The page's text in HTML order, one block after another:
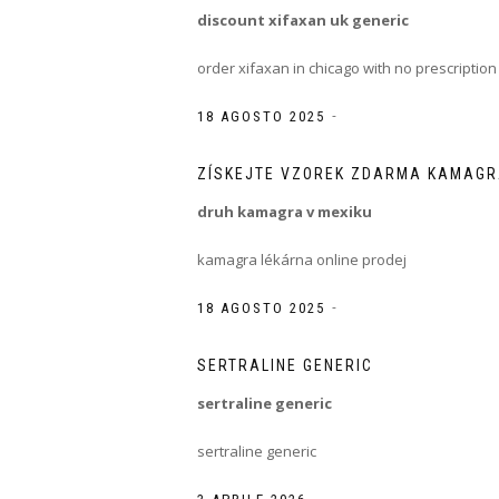
discount xifaxan uk generic
order xifaxan in chicago with no prescription
18 AGOSTO 2025 -
ZÍSKEJTE VZOREK ZDARMA
druh kamagra v mexiku
kamagra lékárna online prodej
18 AGOSTO 2025 -
SERTRALINE GENERIC
sertraline generic
sertraline generic